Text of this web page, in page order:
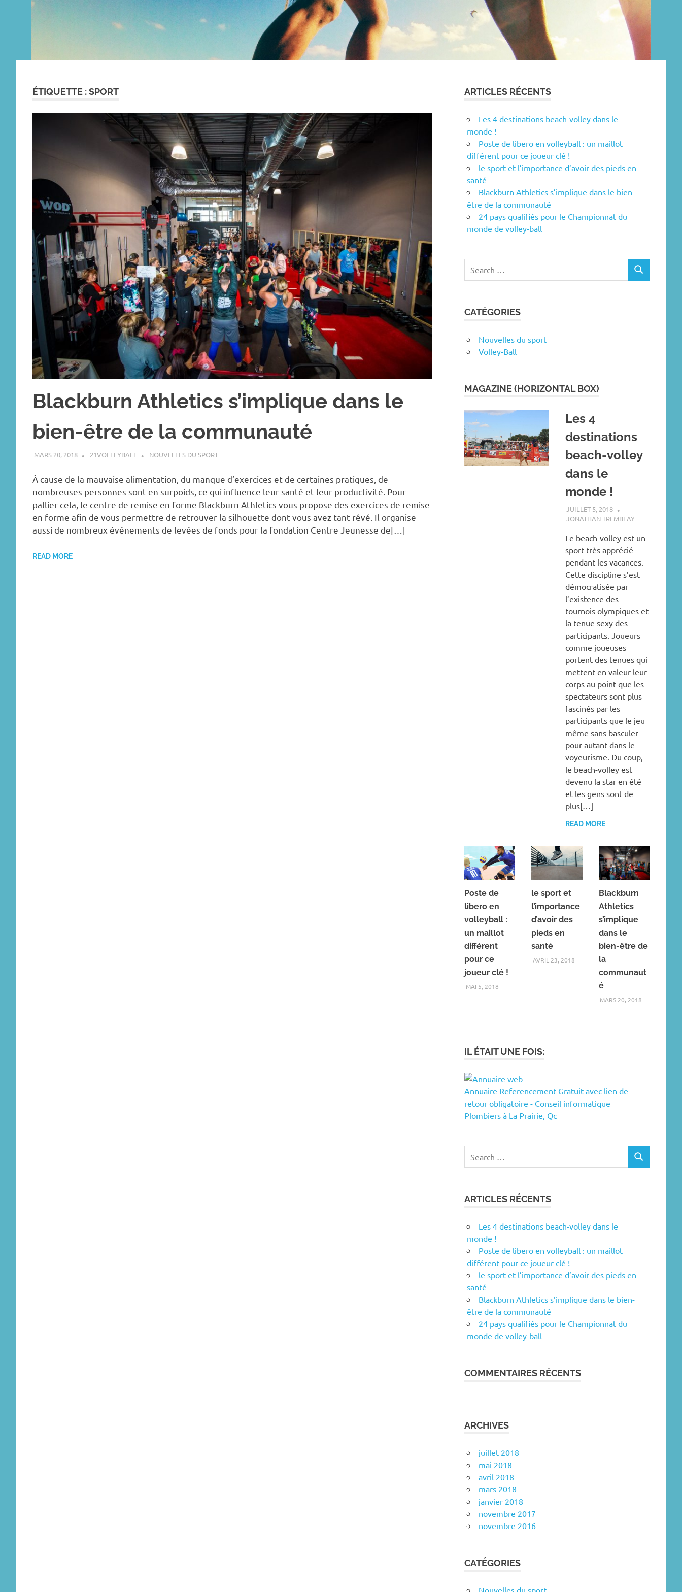
ÉTIQUETTE :SPORT
Blackburn Athletics s’implique dans le
bien-être de la communauté
MARS 20, 2018 21VOLLEYBALL NOUVELLES DU SPORT
À cause de la mauvaise alimentation, du manque d’exercices et de certaines pratiques, de
nombreuses personnes sont en surpoids, ce qui influence leur santé et leur productivité. Pour
pallier cela, le centre de remise en forme Blackburn Athletics vous propose des exercices de remise
en forme afin de vous permettre de retrouver la silhouette dont vous avez tant rêvé. Il organise
aussi de nombreux événements de levées de fonds pour la fondation Centre Jeunesse de[…]
READ MORE
ARTICLES RÉCENTS
Les 4 destinations beach-volley dans le
monde !
Poste de libero en volleyball : un maillot
différent pour ce joueur clé !
le sport et l’importance d’avoir des pieds en
santé
Blackburn Athletics s’implique dans le bien-
être de la communauté
24 pays qualifiés pour le Championnat du
monde de volley-ball
SEARCH
CATÉGORIES
Nouvelles du sport
Volley-Ball
MAGAZINE (HORIZONTAL BOX)
Les 4
destinations
beach-volley
dans le
monde !
JUILLET 5, 2018
JONATHAN TREMBLAY
Le beach-volley est un
sport très apprécié
pendant les vacances.
Cette discipline s’est
démocratisée par
l’existence des
tournois olympiques et
la tenue sexy des
participants. Joueurs
comme joueuses
portent des tenues qui
mettent en valeur leur
corps au point que les
spectateurs sont plus
fascinés par les
participants que le jeu
même sans basculer
pour autant dans le
voyeurisme. Du coup,
le beach-volley est
devenu la star en été
et les gens sont de
plus[…]
READ MORE
Poste de
libero en
volleyball :
un maillot
différent
pour ce
joueur clé !
MAI 5, 2018
le sport et
l’importance
d’avoir des
pieds en
santé
AVRIL 23, 2018
Blackburn
Athletics
s’implique
dans le
bien-être de
la
communaut
é
MARS 20, 2018
IL ÉTAIT UNE FOIS:
Annuaire Referencement Gratuit avec lien de
retour obligatoire - Conseil informatique
Plombiers à La Prairie, Qc
for:
SEARCH
ARTICLES RÉCENTS
Les 4 destinations beach-volley dans le
monde !
Poste de libero en volleyball : un maillot
différent pour ce joueur clé !
le sport et l’importance d’avoir des pieds en
santé
Blackburn Athletics s’implique dans le bien-
être de la communauté
24 pays qualifiés pour le Championnat du
monde de volley-ball
COMMENTAIRES RÉCENTS
ARCHIVES
juillet 2018
mai 2018
avril 2018
mars 2018
janvier 2018
novembre 2017
novembre 2016
CATÉGORIES